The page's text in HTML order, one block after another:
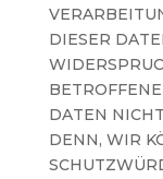
DIESER
DATEN
DENN, WIR